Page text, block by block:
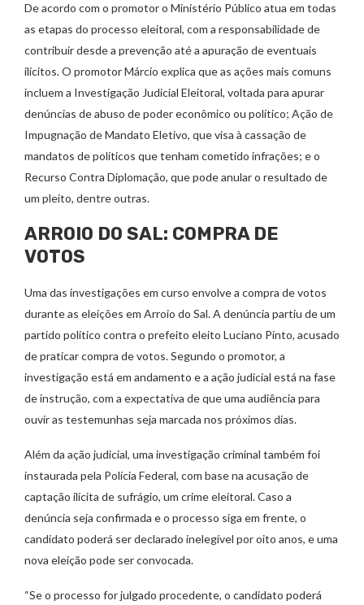
De acordo com o promotor o Ministério Público atua em todas
as etapas do processo eleitoral, com a responsabilidade de
contribuir desde a prevenção até a apuração de eventuais
ilícitos. O promotor Márcio explica que as ações mais comuns
incluem a Investigação Judicial Eleitoral, voltada para apurar
denúncias de abuso de poder econômico ou político; Ação de
Impugnação de Mandato Eletivo, que visa à cassação de
mandatos de políticos que tenham cometido infrações; e o
Recurso Contra Diplomação, que pode anular o resultado de
um pleito, dentre outras.
ARROIO DO SAL: COMPRA DE
VOTOS
Uma das investigações em curso envolve a compra de votos
durante as eleições em Arroio do Sal. A denúncia partiu de um
partido político contra o prefeito eleito Luciano Pinto, acusado
de praticar compra de votos. Segundo o promotor, a
investigação está em andamento e a ação judicial está na fase
de instrução, com a expectativa de que uma audiência para
ouvir as testemunhas seja marcada nos próximos dias.
Além da ação judicial, uma investigação criminal também foi
instaurada pela Polícia Federal, com base na acusação de
captação ilícita de sufrágio, um crime eleitoral. Caso a
denúncia seja confirmada e o processo siga em frente, o
candidato poderá ser declarado inelegível por oito anos, e uma
nova eleição pode ser convocada.
“Se o processo for julgado procedente, o candidato poderá